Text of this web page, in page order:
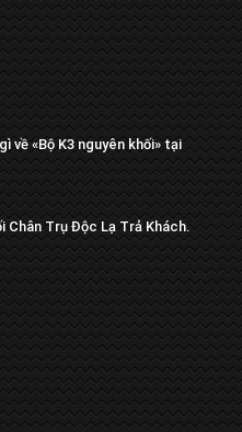
về «Bộ K3 nguyên khối» tại
Chân Trụ Độc Lạ Trả Khách.